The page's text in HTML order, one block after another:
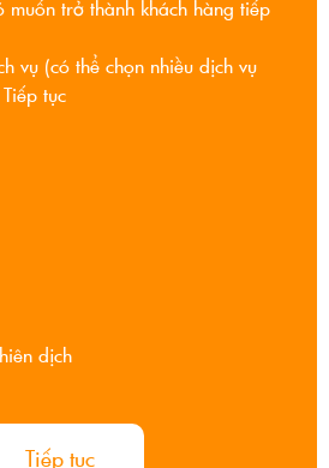
muốn trở thành khách hàng tiếp
vụ (có thể chọn nhiều dịch vụ
tục
dịch
Tiếp tục